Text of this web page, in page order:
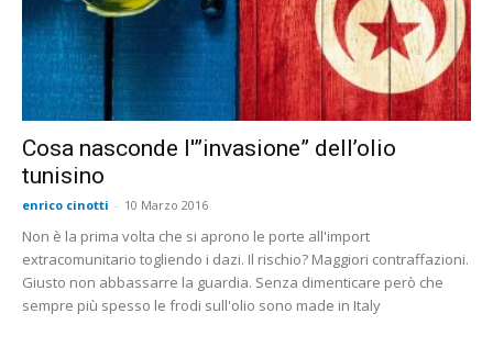
Cosa nasconde l'”invasione” dell’olio
tunisino
enrico cinotti - 10 Marzo 2016
Non è la prima volta che si aprono le porte all'import
extracomunitario togliendo i dazi. Il rischio? Maggiori contraffazioni.
Giusto non abbassarre la guardia. Senza dimenticare però che
sempre più spesso le frodi sull'olio sono made in Italy